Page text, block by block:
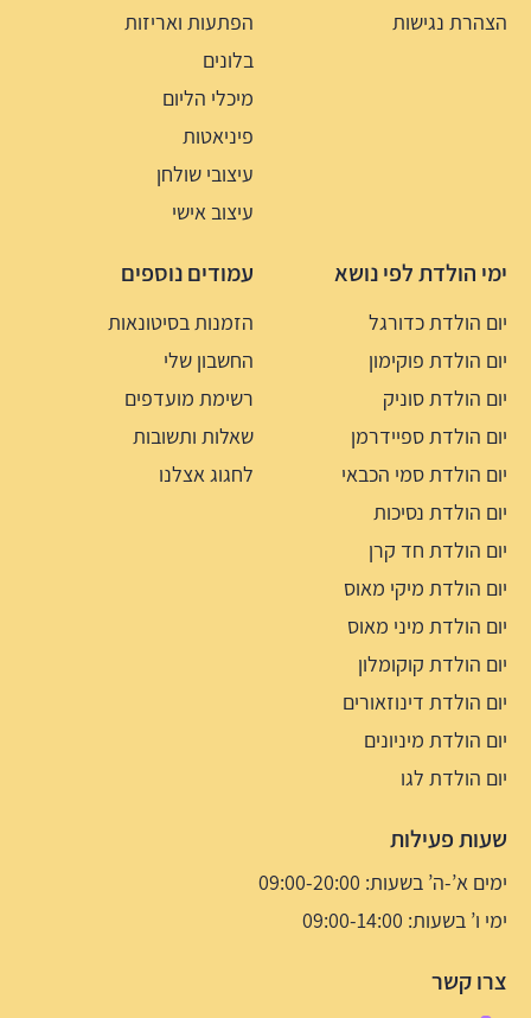
הצהרת נגישות
הפתעות ואריזות
בלונים
מיכלי הליום
פיניאטות
עיצובי שולחן
עיצוב אישי
ימי הולדת לפי נושא
יום הולדת כדורגל
יום הולדת פוקימון
יום הולדת סוניק
יום הולדת ספיידרמן
יום הולדת סמי הכבאי
יום הולדת נסיכות
יום הולדת חד קרן
יום הולדת מיקי מאוס
יום הולדת מיני מאוס
יום הולדת קוקומלון
יום הולדת דינוזאורים
יום הולדת מיניונים
יום הולדת לגו
עמודים נוספים
הזמנות בסיטונאות
החשבון שלי
רשימת מועדפים
שאלות ותשובות
לחגוג אצלנו
שעות פעילות
ימים א’-ה’ בשעות: 09:00-20:00
ימי ו’ בשעות: 09:00-14:00
צרו קשר